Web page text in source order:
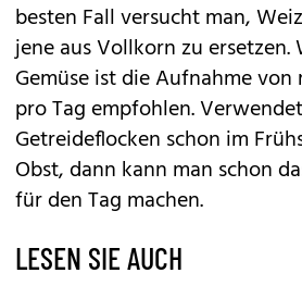
besten Fall versucht man,
jene aus Vollkorn zu ersetzen.
Gemüse ist die Aufnahme
pro Tag empfohlen.
Getreideflocken schon im
Obst, dann kann man schon
für den Tag machen.
LESEN SIE AUCH